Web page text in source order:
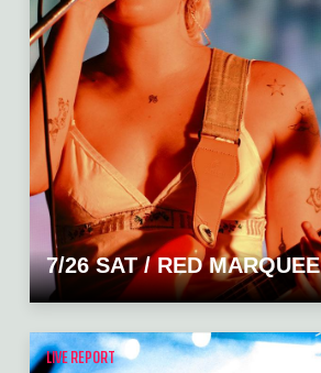
7/26 SAT / RED MARQUEE
LIVE REPORT